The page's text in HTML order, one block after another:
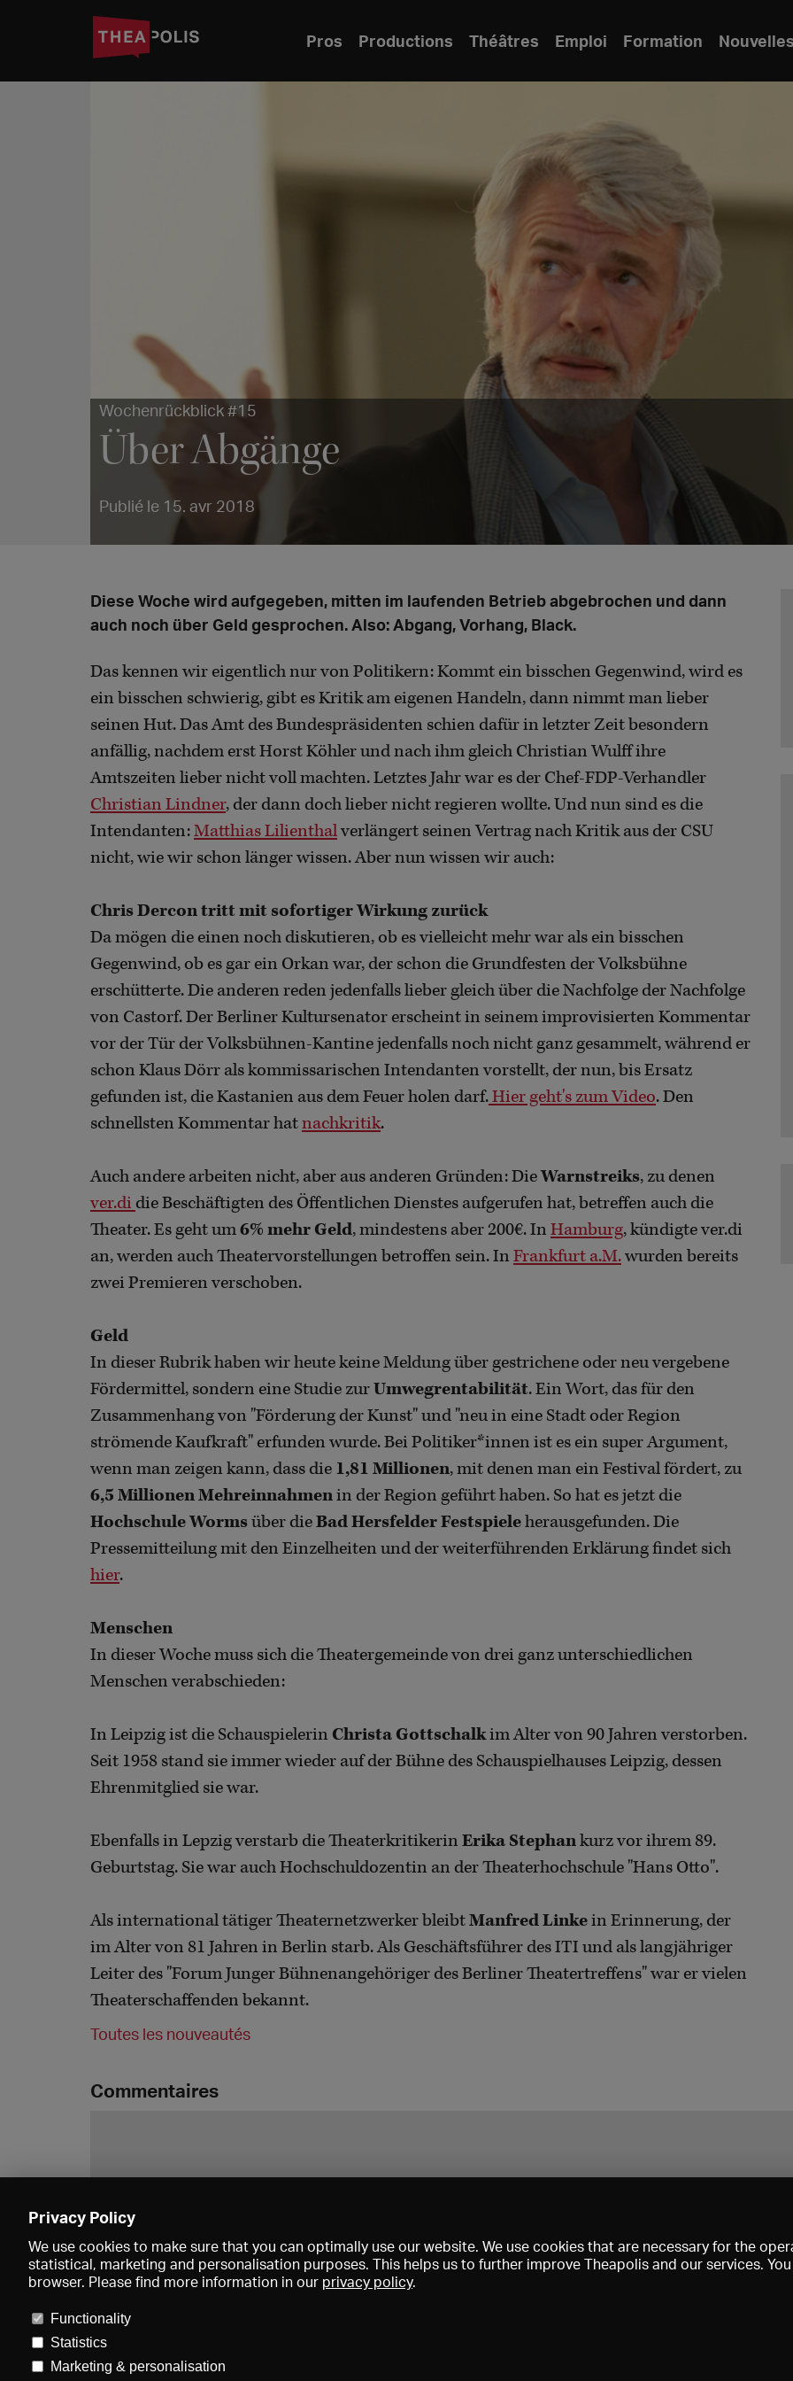
Pros Productions Théâtres Emploi Formation Nouvelles
Wochenrückblick #15
Über Abgänge
Publié le 15. avr 2018
Diese Woche wird aufgegeben, mitten im laufenden Betrieb abgebrochen und dann
auch noch über Geld gesprochen. Also: Abgang, Vorhang, Black.
Das kennen wir eigentlich nur von Politikern: Kommt ein bisschen Gegenwind, wird es
ein bisschen schwierig, gibt es Kritik am eigenen Handeln, dann nimmt man lieber
seinen Hut. Das Amt des Bundespräsidenten schien dafür in letzter Zeit besondern
anfällig, nachdem erst Horst Köhler und nach ihm gleich Christian Wulff ihre
Amtszeiten lieber nicht voll machten. Letztes Jahr war es der Chef-FDP-Verhandler
Christian Lindner, der dann doch lieber nicht regieren wollte. Und nun sind es die
Intendanten:Matthias Lilienthalverlängert seinen Vertrag nach Kritik aus der CSU
nicht, wie wir schon länger wissen. Aber nun wissen wir auch:
Chris Dercon tritt mit sofortiger Wirkung zurück
Da mögen die einen noch diskutieren, ob es vielleicht mehr war als ein bisschen
Gegenwind, ob es gar ein Orkan war, der schon die Grundfesten der Volksbühne
erschütterte. Die anderen reden jedenfalls lieber gleich über die Nachfolge der Nachfolge
von Castorf. Der Berliner Kultursenator erscheint in seinem improvisierten Kommentar
vor der Tür der Volksbühnen-Kantine jedenfalls noch nicht ganz gesammelt, während er
schon Klaus Dörr als kommissarischen Intendanten vorstellt, der nun, bis Ersatz
gefunden ist, die Kastanien aus dem Feuer holen darf.Hier geht's zum Video. Den
schnellsten Kommentar hatnachkritik.
Auch andere arbeiten nicht, aber aus anderen Gründen: DieWarnstreiks, zu denen
ver.di die Beschäftigten des Öffentlichen Dienstes aufgerufen hat, betreffen auch die
Theater. Es geht um6% mehr Geld, mindestens aber 200€. In Hamburg, kündigte ver.di
an, werden auch Theatervorstellungen betroffen sein. In Frankfurt a.M.wurden bereits
zwei Premieren verschoben.
Geld
In dieser Rubrik haben wir heute keine Meldung über gestrichene oder neu vergebene
Fördermittel, sondern eine Studie zurUmwegrentabilität. Ein Wort, das für den
Zusammenhang von "Förderung der Kunst" und "neu in eine Stadt oder Region
strömende Kaufkraft" erfunden wurde. Bei Politiker*innen ist es ein super Argument,
wenn man zeigen kann, dass die 1,81 Millionen, mit denen man ein Festival fördert, zu
6,5 Millionen Mehreinnahmenin der Region geführt haben. So hat es jetzt die
Hochschule Wormsüber dieBad Hersfelder Festspieleherausgefunden. Die
Pressemitteilung mit den Einzelheiten und der weiterführenden Erklärung findet sich
hier.
Menschen
In dieser Woche muss sich die Theatergemeinde von drei ganz unterschiedlichen
Menschen verabschieden:
In Leipzig ist die Schauspielerin Christa Gottschalkim Alter von 90 Jahren verstorben.
Seit 1958 stand sie immer wieder auf der Bühne des Schauspielhauses Leipzig, dessen
Ehrenmitglied sie war.
Ebenfalls in Lepzig verstarb die Theaterkritikerin Erika Stephankurz vor ihrem 89.
Geburtstag. Sie war auch Hochschuldozentin an der Theaterhochschule "Hans Otto".
Als international tätiger Theaternetzwerker bleibtManfred Linkein Erinnerung, der
im Alter von 81 Jahren in Berlin starb. Als Geschäftsführer des ITI und als langjähriger
Leiter des "Forum Junger Bühnenangehöriger des Berliner Theatertreffens" war er vielen
Theaterschaffenden bekannt.
Toutes les nouveautés
Commentaires
Privacy Policy
We use cookies to make sure that you can optimally use our website. We use cookies that are necessary for the
statistical, marketing and personalisation purposes. This helps us to further improve Theapolis and our services.
browser. Please find more information in our privacy policy.
Functionality
Statistics
Marketing & personalisation